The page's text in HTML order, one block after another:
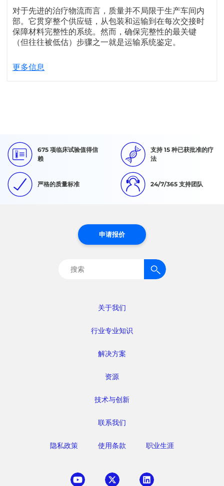
对于先进的治疗物流而言，质量并不局限于生产车间内
部。它贯穿整个供应链，从包装和运输到在每次交接时
保障材料完整性的系统。然而，确保完整性的最关键
（但往往被低估）步骤之一就是运输系统鉴定。
更多信息
675 项临床试验值得信
赖
支持 15 种已获批准的疗
法
严格的质量标准 24/7/365 支持团队
关于我们
行业专业知识
解决方案
资源
技术与创新
联系我们
隐私政策 使用条款 职业生涯
申请报价
搜